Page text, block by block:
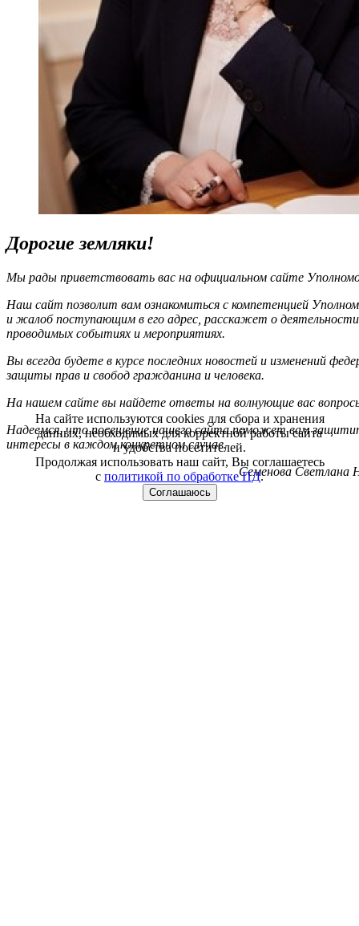
Дорогие земляки!
Мы рады приветствовать вас на официальном сайте
Наш сайт позволит вам ознакомиться с компетенцией
и жалоб поступающим в его адрес, расскажет о
проводимых событиях и мероприятиях.
Вы всегда будете в курсе последних новостей и изменений
защиты прав и свобод гражданина и человека.
На нашем сайте вы найдете ответы на волнующие вас
Надеемся, что посещение нашего сайта поможет вам
интересы в каждом конкретном случае.
Семенова Светлана
На сайте используются cookies для сбора и хранения
данных, необходимых для корректной работы сайта
и удобства посетителей.
Продолжая использовать наш сайт, Вы соглашаетесь
с политикой по обработке ПД.
Соглашаюсь